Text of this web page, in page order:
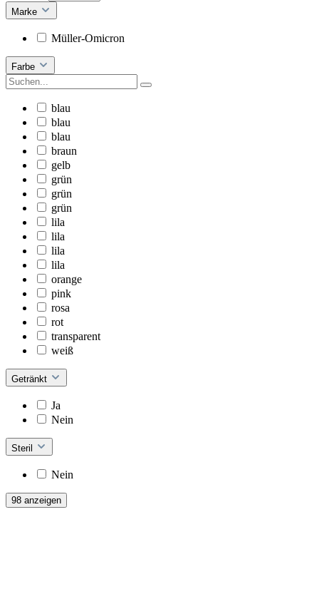
Marke
Müller-Omicron
Farbe
blau
blau
blau
braun
gelb
grün
grün
grün
lila
lila
lila
lila
orange
pink
rosa
rot
transparent
weiß
Getränkt
Ja
Nein
Steril
Nein
98 anzeigen